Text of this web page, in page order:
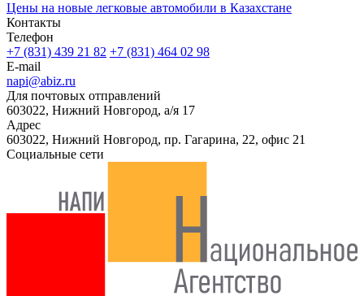
Цены на новые легковые автомобили в Казахстане
Контакты
Телефон
+7 (831) 439 21 82 +7 (831) 464 02 98
E-mail
napi@abiz.ru
Для почтовых отправлений
603022, Нижний Новгород, а/я 17
Адрес
603022, Нижний Новгород, пр. Гагарина, 22, офис 21
Социальные сети